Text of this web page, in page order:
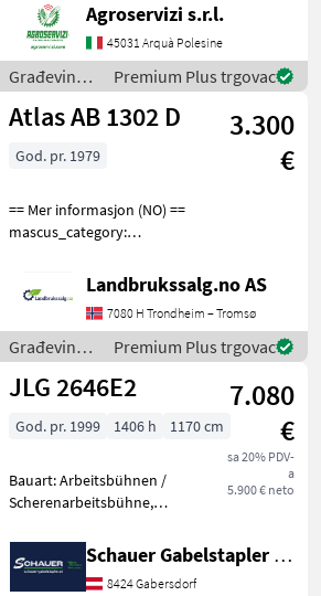
ATTREZZI, DOPPIO SFILO
Portata max: 12 TON
Altezza max di
sollevamento: 9.6 MT
Motore: MERCEDES BENZ 1
Agroservizi s.r.l.
45031 Arquà Polesine
Građevinski
strojevi /
Manitou
Premium Plus trgovac
Atlas AB 1302 D
3.300
€
God. pr. 1979
== Mer informasjon (NO) ==
mascus_category:
reference number upon
request: 9504 See
en.landbrukssalg.no/9504
for more images Specificati
Landbrukssalg.no AS
7080 H Trondheim – Tromsø
Građevinski
strojevi /
Atlas
Premium Plus trgovac
JLG 2646E2
7.080
€
sa 20% PDV-
a
5.900 € neto
God. pr. 1999 1406 h 1170 cm
Bauart: Arbeitsbühnen /
Scherenarbeitsbühne,
7920mm, Batterie: Trojan
PzS 6V 225Ah Zustand: 60 -
80%, Bereifung vorne:
Schauer Gabelstapler GmbH
8424 Gabersdorf